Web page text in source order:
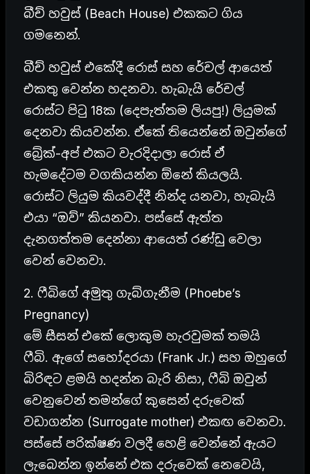
බීච් හවුස් (Beach House) එකකට ගිය
ගමනෙන්.
බීච් හවුස් එකේදී රොස් සහ රේචල් ආයෙත්
එකතු වෙන්න හදනවා. හැබැයි රේචල්
රොස්ට පිටු 18ක (දෙපැත්තම ලියපු!) ලියුමක්
දෙනවා කියවන්න. ඒකේ තියෙන්නේ ඔවුන්ගේ
බ්‍රේක්-අප් එකට වැරදිදාලා රොස් ඒ
හැමදේටම වගකියන්න ඕනේ කියලයි.
රොස්ට ලියුම කියවද්දී නින්ද යනවා, හැබැයි
එයා “ඔව්” කියනවා. පස්සේ ඇත්ත
දැනගත්තම දෙන්නා ආයෙත් රණ්ඩු වෙලා
වෙන් වෙනවා.
2. ෆීබිගේ අමුතු ගැබ්ගැනීම (Phoebe’s
Pregnancy)
මේ සීසන් එකේ ලොකුම හැරවුමක් තමයි
ෆීබි. ඇගේ සහෝදරයා (Frank Jr.) සහ ඔහුගේ
බිරිඳට ළමයි හදන්න බැරි නිසා, ෆීබි ඔවුන්
වෙනුවෙන් තමන්ගේ කුසෙන් දරුවෙක්
වඩාගන්න (Surrogate mother) එකඟ වෙනවා.
පස්සේ පරික්ෂණ වලදී හෙළි වෙන්නේ ඇයට
ලැබෙන්න ඉන්නේ එක දරුවෙක් නෙවෙයි,